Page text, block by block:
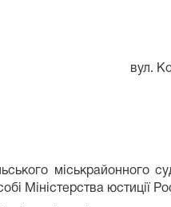
вул.
міськрайонного
Міністерства юстиції